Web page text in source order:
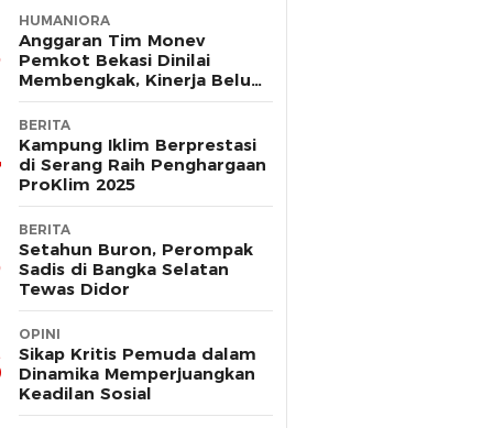
HUMANIORA
Anggaran Tim Monev
Pemkot Bekasi Dinilai
Membengkak, Kinerja Belum
Terbukti Efektif
BERITA
Kampung Iklim Berprestasi
di Serang Raih Penghargaan
ProKlim 2025
BERITA
Setahun Buron, Perompak
Sadis di Bangka Selatan
Tewas Didor
OPINI
Sikap Kritis Pemuda dalam
Dinamika Memperjuangkan
Keadilan Sosial